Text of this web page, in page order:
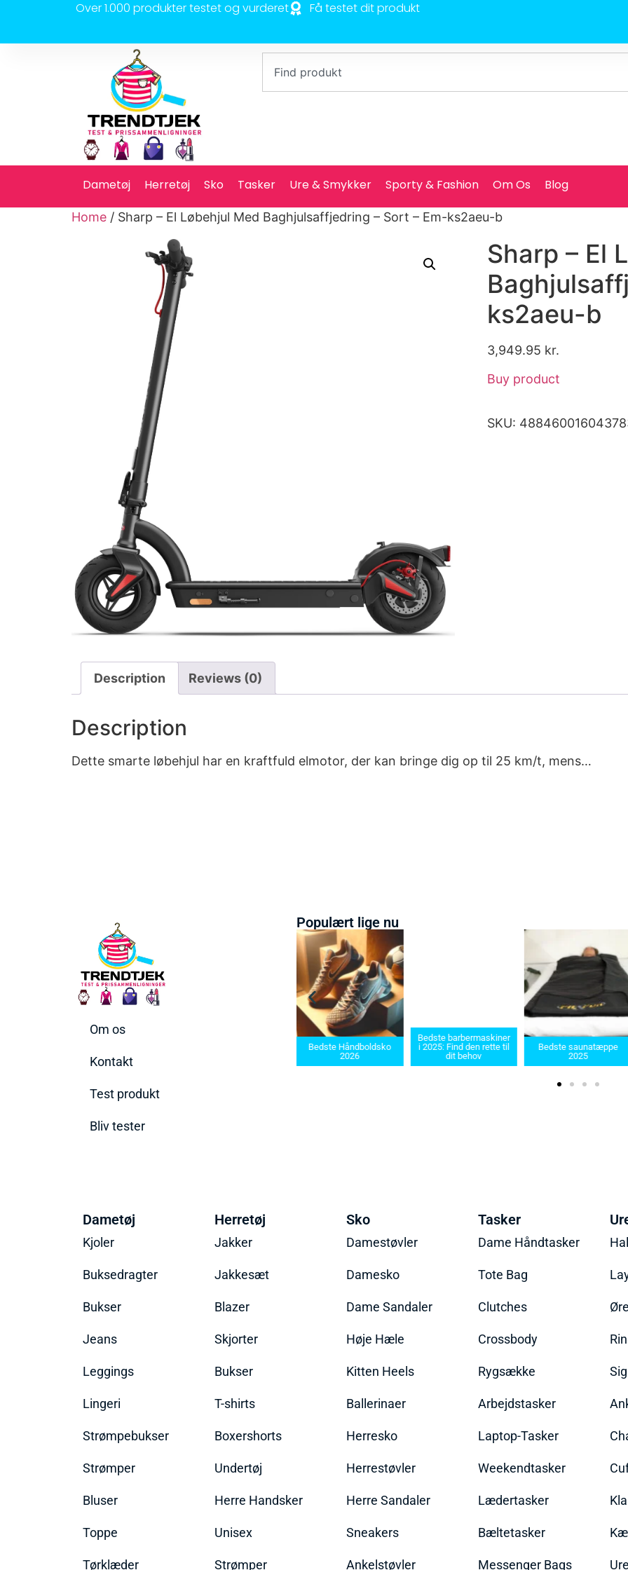
Over 1.000 produkter testet og vurderet Få testet dit produkt
Dametøj Herretøj Sko Tasker Ure & Smykker Sporty & Fashion Om Os Blog
Home / Sharp – El Løbehjul Med Baghjulsaffjedring – Sort – Em-ks2aeu-b
Sharp – El
ks2aeu-b
3,949.95 kr.
Buy product
SKU:
Description Reviews (0)
Description
Dette smarte løbehjul har en kraftfuld elmotor, der kan bringe dig op til 25 km/t, mens…
Om os
Kontakt
Test produkt
Bliv tester
Populært lige nu
2025
Bedste Håndboldsko
2026
Bedste barbermaskiner
i 2025: Find den rette til
dit behov
Bedste saunatæppe
2025
Dametøj
Kjoler
Buksedragter
Bukser
Jeans
Leggings
Lingeri
Strømpebukser
Strømper
Bluser
Toppe
Tørklæder
Herretøj
Jakker
Jakkesæt
Blazer
Skjorter
Bukser
T-shirts
Boxershorts
Undertøj
Herre Handsker
Unisex
Strømper
Sko
Damestøvler
Damesko
Dame Sandaler
Høje Hæle
Kitten Heels
Ballerinaer
Herresko
Herrestøvler
Herre Sandaler
Sneakers
Ankelstøvler
Tasker
Dame Håndtasker
Tote Bag
Clutches
Crossbody
Rygsække
Arbejdstasker
Laptop-Tasker
Weekendtasker
Lædertasker
Bæltetasker
Messenger Bags